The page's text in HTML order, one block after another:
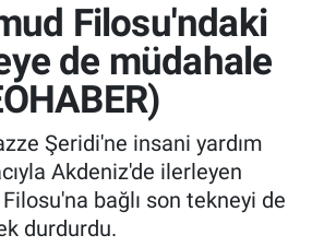
Filosu'ndaki
de müdahale
Şeridi'ne insani yardım
Akdeniz'de ilerleyen
bağlı son tekneyi de
durdurdu.